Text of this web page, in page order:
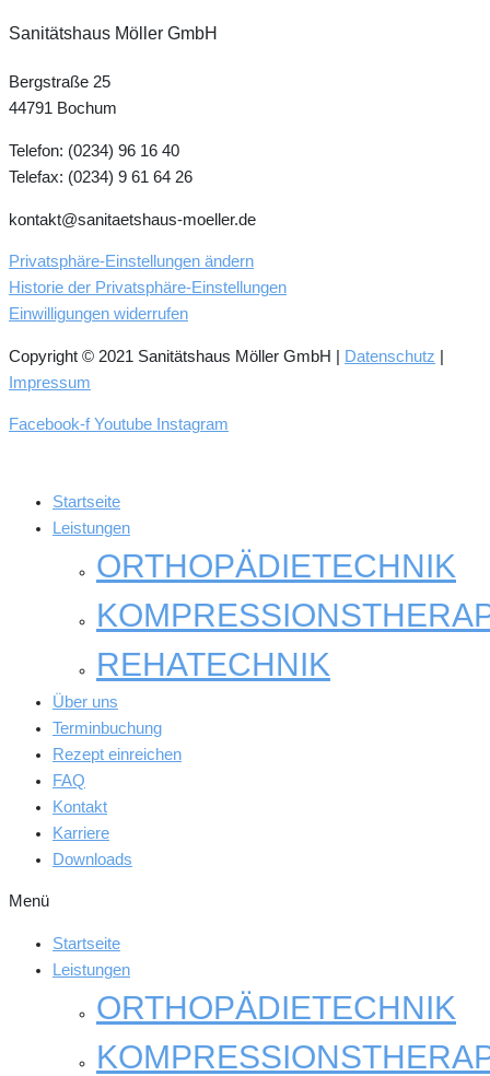
Sanitätshaus Möller GmbH
Bergstraße 25
44791 Bochum
Telefon: (0234) 96 16 40
Telefax: (0234) 9 61 64 26
kontakt@sanitaetshaus-moeller.de
Privatsphäre-Einstellungen ändern
Historie der Privatsphäre-Einstellungen
Einwilligungen widerrufen
Copyright © 2021 Sanitätshaus Möller GmbH | Datenschutz
Impressum
Facebook-f Youtube Instagram
Startseite
Leistungen
ORTHOPÄDIETECHNIK
REHATECHNIK
Über uns
Terminbuchung
Rezept einreichen
FAQ
Kontakt
Karriere
Downloads
Menü
Startseite
Leistungen
ORTHOPÄDIETECHNIK